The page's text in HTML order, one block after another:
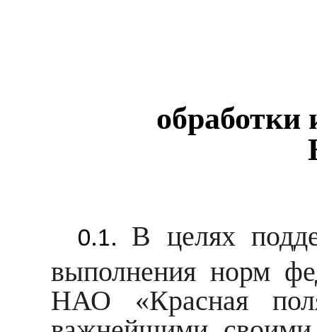
В целях
выполнения норм
НАО «Красная
важнейшими своими